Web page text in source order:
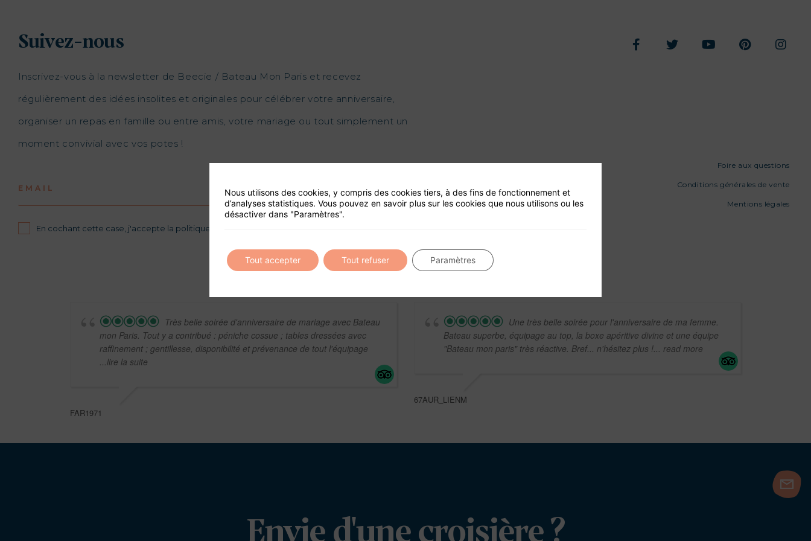
Suivez-nous
Inscrivez-vous à la newsletter de Beecie / Bateau Mon Paris et recevez
régulièrement des idées insolites et originales pour célébrer votre anniversaire,
organiser un repas en famille ou entre amis, votre mariage ou tout simplement un
moment convivial avec vos potes !
EMAIL
En cochant cette case, j'accepte la politique de confidentialité de ce site
Foire aux questions
Conditions générales de vente
Mentions légales
Très belle soirée d'anniversaire de mariage avec Bateau
mon Paris. Tout y a contribué : péniche cossue ; tables dressées avec
raffinement ; gentillesse, disponibilité et prévenance de tout l'équipage
...lire la suite
FAR1971
Une très belle soirée pour l'anniversaire de ma femme.
Bateau superbe, équipage au top, la boxe apéritive divine et une équipe
"Bateau mon paris" très réactive. Bref... n'hésitez plus !... read more
67AUR_LIENM
Nous utilisons des cookies, y compris des cookies tiers, à des fins de fonctionnement et
d’analyses statistiques. Vous pouvez en savoir plus sur les cookies que nous utilisons ou les
désactiver dans "Paramètres".
Tout accepter Tout refuser Paramètres